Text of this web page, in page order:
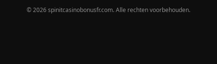
© 2026 spinitcasinobonusfr.com. Alle rechten voorbehouden.